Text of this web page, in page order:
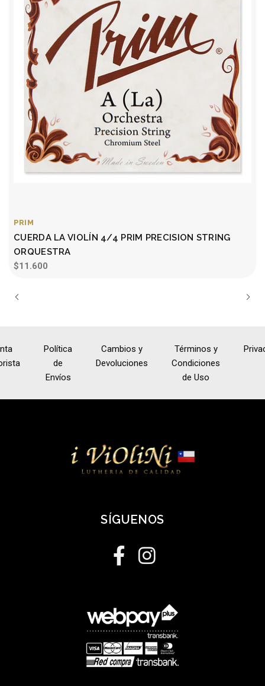
PRIM
CUERDA LA VIOLÍN 4/4 PRIM PRECISION STRING
ORQUESTRA
$11.600
Política
de
Envíos
Cambios y
Devoluciones
Términos y
Condiciones
de Uso
SÍGUENOS